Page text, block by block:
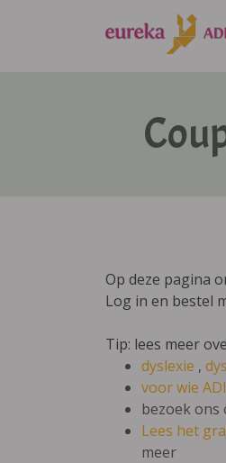
Op deze pagina
Log in en bestel
Tip: lees meer
dyslexie ,
voor wie
bezoek ons
Lees het
meer